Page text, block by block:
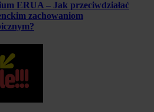
ERUA – Jak przeciwdziałać
zachowaniom